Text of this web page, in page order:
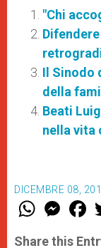
"Chi
Il Sinodo
della
Beati
nella vita
DICEMBRE 08,
W
t
M
e
s
F
a
e
Share this